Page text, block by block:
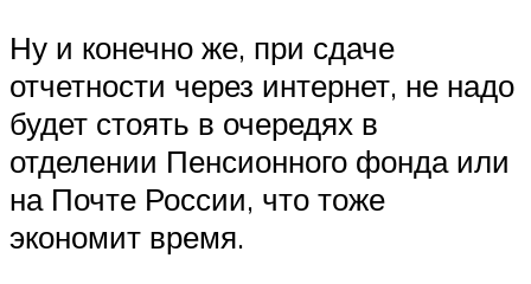
Ну и конечно же, при сдаче
отчетности через интернет, не надо
будет стоять в очередях в
отделении Пенсионного фонда или
на Почте России, что тоже
экономит время.